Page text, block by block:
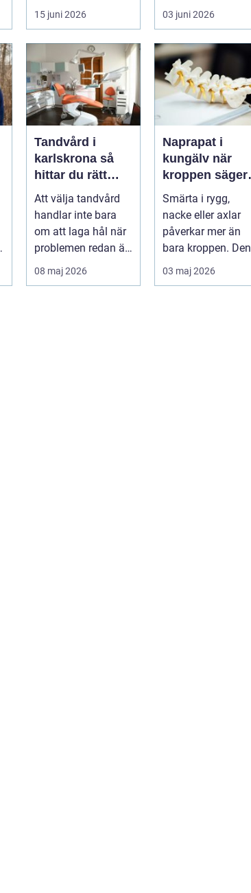
mer än bara stegen
sö...
15 juni 2026
som förenar
klassisk massage
med energibas...
03 juni 2026
Tandvård i
karlskrona så
hittar du rätt
klinik för
långsiktig
munhälsa
Att välja tandvård
handlar inte bara
om att laga hål när
problemen redan är
ett faktum. Det
handlar ...
08 maj 2026
Naprapat i
kungälv när
kroppen säger
ifrån
Smärta i rygg,
nacke eller axlar
påverkar mer än
bara kroppen. Den
tar energi,
koncentration och
03 maj 2026